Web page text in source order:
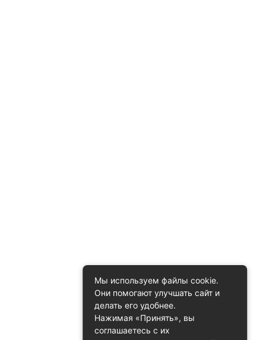
Мы используем файлы cookie.
Они помогают улучшать сайт и
делать его удобнее.
Нажимая «Принять», вы
соглашаетесь с их